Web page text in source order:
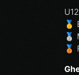
U12
🥇
🥈
🥉